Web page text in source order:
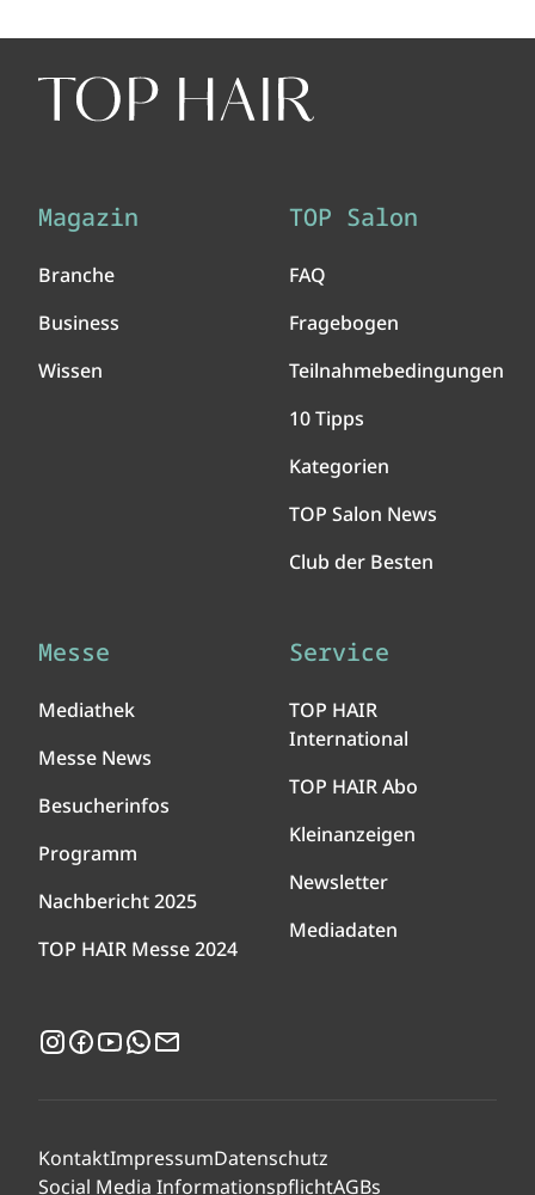
Magazin
Branche
Business
Wissen
TOP Salon
FAQ
Fragebogen
Teilnahmebedingungen
10 Tipps
Kategorien
TOP Salon News
Club der Besten
Messe
Mediathek
Messe News
Besucherinfos
Programm
Nachbericht 2025
TOP HAIR Messe 2024
Service
TOP HAIR
International
TOP HAIR Abo
Kleinanzeigen
Newsletter
Mediadaten
Instagram
Facebook
YouTubeWhatsApp
KontaktImpressumDatenschutz
Social Media InformationspflichtAGBs